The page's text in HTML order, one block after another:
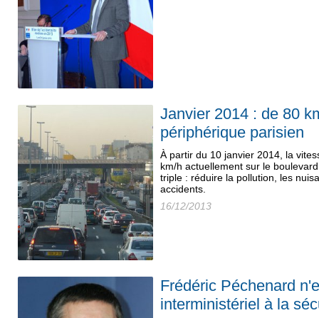
Janvier 2014 : de 80
périphérique parisien
À partir du 10 janvier 2014, la
km/h actuellement sur le
triple : réduire la pollution, les
accidents.
16/12/2013
Frédéric Péchenard
interministériel à la